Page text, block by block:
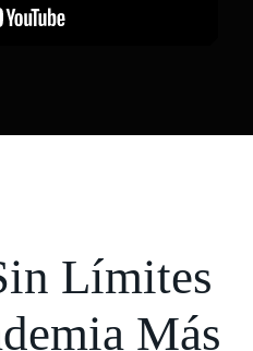
Límites
Más